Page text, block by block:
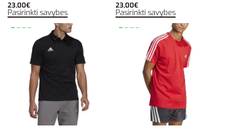
23,00€
Pasirinkti savybes
23,00€
Pasirinkti savybes